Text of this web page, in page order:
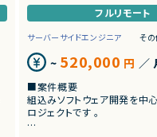
フルリモート
サーバーサイドエンジニア そ
~ 520,000 円 ／
■案件概要
組込みソフトウェア開発を中
ロジェクトです 。